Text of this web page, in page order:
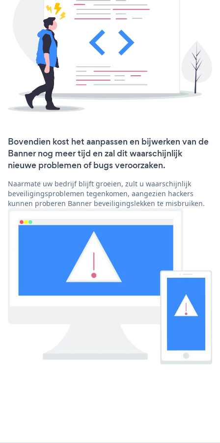
Bovendien kost het aanpassen en bijwerken van de
Banner nog meer tijd en zal dit waarschijnlijk
nieuwe problemen of bugs veroorzaken.
Naarmate uw bedrijf blijft groeien, zult u waarschijnlijk
beveiligingsproblemen tegenkomen, aangezien hackers
kunnen proberen Banner beveiligingslekken te misbruiken.